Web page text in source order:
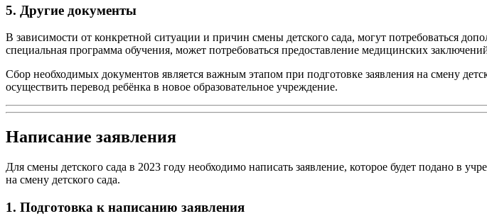
5. Другие документы
В зависимости от конкретной ситуации и причин смены детского сада, могут потребоваться
специальная программа обучения, может потребоваться предоставление медицинских
Сбор необходимых документов является важным этапом при подготовке заявления на смену
осуществить перевод ребёнка в новое образовательное учреждение.
Написание заявления
Для смены детского сада в 2023 году необходимо написать заявление, которое будет подано в
на смену детского сада.
1. Подготовка к написанию заявления